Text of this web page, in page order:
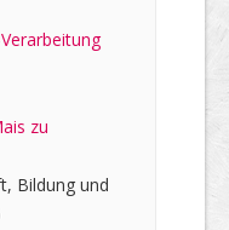
zu
Bildung und